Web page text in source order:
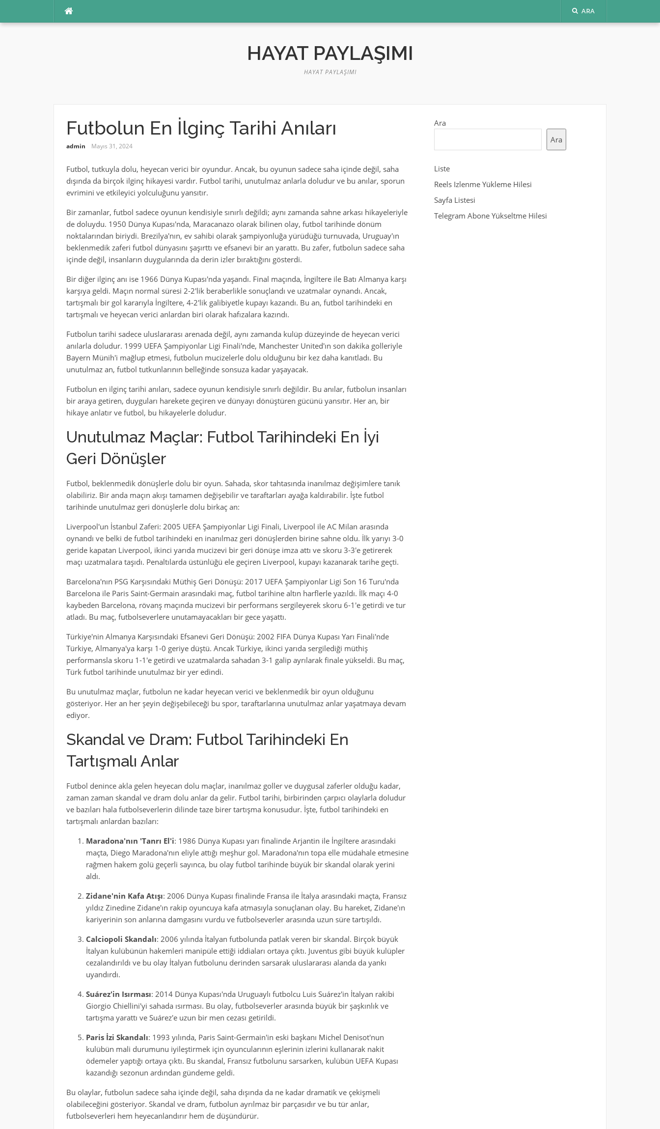
ARA
HAYAT PAYLAŞIMI
HAYAT PAYLAŞIMI
Futbolun En İlginç Tarihi Anıları
admin Mayıs 31, 2024
Futbol, tutkuyla dolu, heyecan verici bir oyundur. Ancak, bu oyunun sadece saha içinde değil, saha
dışında da birçok ilginç hikayesi vardır. Futbol tarihi, unutulmaz anlarla doludur ve bu anılar, sporun
evrimini ve etkileyici yolculuğunu yansıtır.
Bir zamanlar, futbol sadece oyunun kendisiyle sınırlı değildi; aynı zamanda sahne arkası hikayeleriyle
de doluydu. 1950 Dünya Kupası'nda, Maracanazo olarak bilinen olay, futbol tarihinde dönüm
noktalarından biriydi. Brezilya'nın, ev sahibi olarak şampiyonluğa yürüdüğü turnuvada, Uruguay'ın
beklenmedik zaferi futbol dünyasını şaşırttı ve efsanevi bir an yarattı. Bu zafer, futbolun sadece saha
içinde değil, insanların duygularında da derin izler bıraktığını gösterdi.
Bir diğer ilginç anı ise 1966 Dünya Kupası'nda yaşandı. Final maçında, İngiltere ile Batı Almanya karşı
karşıya geldi. Maçın normal süresi 2-2'lik beraberlikle sonuçlandı ve uzatmalar oynandı. Ancak,
tartışmalı bir gol kararıyla İngiltere, 4-2'lik galibiyetle kupayı kazandı. Bu an, futbol tarihindeki en
tartışmalı ve heyecan verici anlardan biri olarak hafızalara kazındı.
Futbolun tarihi sadece uluslararası arenada değil, aynı zamanda kulüp düzeyinde de heyecan verici
anılarla doludur. 1999 UEFA Şampiyonlar Ligi Finali'nde, Manchester United'ın son dakika golleriyle
Bayern Münih'i mağlup etmesi, futbolun mucizelerle dolu olduğunu bir kez daha kanıtladı. Bu
unutulmaz an, futbol tutkunlarının belleğinde sonsuza kadar yaşayacak.
Futbolun en ilginç tarihi anıları, sadece oyunun kendisiyle sınırlı değildir. Bu anılar, futbolun insanları
bir araya getiren, duyguları harekete geçiren ve dünyayı dönüştüren gücünü yansıtır. Her an, bir
hikaye anlatır ve futbol, bu hikayelerle doludur.
Unutulmaz Maçlar: Futbol Tarihindeki En İyi
Geri Dönüşler
Futbol, beklenmedik dönüşlerle dolu bir oyun. Sahada, skor tahtasında inanılmaz değişimlere tanık
olabiliriz. Bir anda maçın akışı tamamen değişebilir ve taraftarları ayağa kaldırabilir. İşte futbol
tarihinde unutulmaz geri dönüşlerle dolu birkaç an:
Liverpool'un İstanbul Zaferi: 2005 UEFA Şampiyonlar Ligi Finali, Liverpool ile AC Milan arasında
oynandı ve belki de futbol tarihindeki en inanılmaz geri dönüşlerden birine sahne oldu. İlk yarıyı 3-0
geride kapatan Liverpool, ikinci yarıda mucizevi bir geri dönüşe imza attı ve skoru 3-3'e getirerek
maçı uzatmalara taşıdı. Penaltılarda üstünlüğü ele geçiren Liverpool, kupayı kazanarak tarihe geçti.
Barcelona'nın PSG Karşısındaki Müthiş Geri Dönüşü: 2017 UEFA Şampiyonlar Ligi Son 16 Turu'nda
Barcelona ile Paris Saint-Germain arasındaki maç, futbol tarihine altın harflerle yazıldı. İlk maçı 4-0
kaybeden Barcelona, rövanş maçında mucizevi bir performans sergileyerek skoru 6-1'e getirdi ve tur
atladı. Bu maç, futbolseverlere unutamayacakları bir gece yaşattı.
Türkiye'nin Almanya Karşısındaki Efsanevi Geri Dönüşü: 2002 FIFA Dünya Kupası Yarı Finali'nde
Türkiye, Almanya'ya karşı 1-0 geriye düştü. Ancak Türkiye, ikinci yarıda sergilediği müthiş
performansla skoru 1-1'e getirdi ve uzatmalarda sahadan 3-1 galip ayrılarak finale yükseldi. Bu maç,
Türk futbol tarihinde unutulmaz bir yer edindi.
Bu unutulmaz maçlar, futbolun ne kadar heyecan verici ve beklenmedik bir oyun olduğunu
gösteriyor. Her an her şeyin değişebileceği bu spor, taraftarlarına unutulmaz anlar yaşatmaya devam
ediyor.
Skandal ve Dram: Futbol Tarihindeki En
Tartışmalı Anlar
Futbol denince akla gelen heyecan dolu maçlar, inanılmaz goller ve duygusal zaferler olduğu kadar,
zaman zaman skandal ve dram dolu anlar da gelir. Futbol tarihi, birbirinden çarpıcı olaylarla doludur
ve bazıları hala futbolseverlerin dilinde taze birer tartışma konusudur. İşte, futbol tarihindeki en
tartışmalı anlardan bazıları:
Maradona'nın 'Tanrı El'i: 1986 Dünya Kupası yarı finalinde Arjantin ile İngiltere arasındaki
maçta, Diego Maradona'nın eliyle attığı meşhur gol. Maradona'nın topa elle müdahale etmesine
rağmen hakem golü geçerli sayınca, bu olay futbol tarihinde büyük bir skandal olarak yerini
aldı.
Zidane'nin Kafa Atışı: 2006 Dünya Kupası finalinde Fransa ile İtalya arasındaki maçta, Fransız
yıldız Zinedine Zidane'ın rakip oyuncuya kafa atmasıyla sonuçlanan olay. Bu hareket, Zidane'ın
kariyerinin son anlarına damgasını vurdu ve futbolseverler arasında uzun süre tartışıldı.
Calciopoli Skandalı: 2006 yılında İtalyan futbolunda patlak veren bir skandal. Birçok büyük
İtalyan kulübünün hakemleri manipüle ettiği iddiaları ortaya çıktı. Juventus gibi büyük kulüpler
cezalandırıldı ve bu olay İtalyan futbolunu derinden sarsarak uluslararası alanda da yankı
uyandırdı.
Suárez'in Isırması: 2014 Dünya Kupası'nda Uruguaylı futbolcu Luis Suárez'in İtalyan rakibi
Giorgio Chiellini'yi sahada ısırması. Bu olay, futbolseverler arasında büyük bir şaşkınlık ve
tartışma yarattı ve Suárez'e uzun bir men cezası getirildi.
Paris İzi Skandalı: 1993 yılında, Paris Saint-Germain'in eski başkanı Michel Denisot'nun
kulübün mali durumunu iyileştirmek için oyuncularının eşlerinin izlerini kullanarak nakit
ödemeler yaptığı ortaya çıktı. Bu skandal, Fransız futbolunu sarsarken, kulübün UEFA Kupası
kazandığı sezonun ardından gündeme geldi.
Bu olaylar, futbolun sadece saha içinde değil, saha dışında da ne kadar dramatik ve çekişmeli
olabileceğini gösteriyor. Skandal ve dram, futbolun ayrılmaz bir parçasıdır ve bu tür anlar,
futbolseverleri hem heyecanlandırır hem de düşündürür.
Ara
Ara
Liste
Reels Izlenme Yükleme Hilesi
Sayfa Listesi
Telegram Abone Yükseltme Hilesi